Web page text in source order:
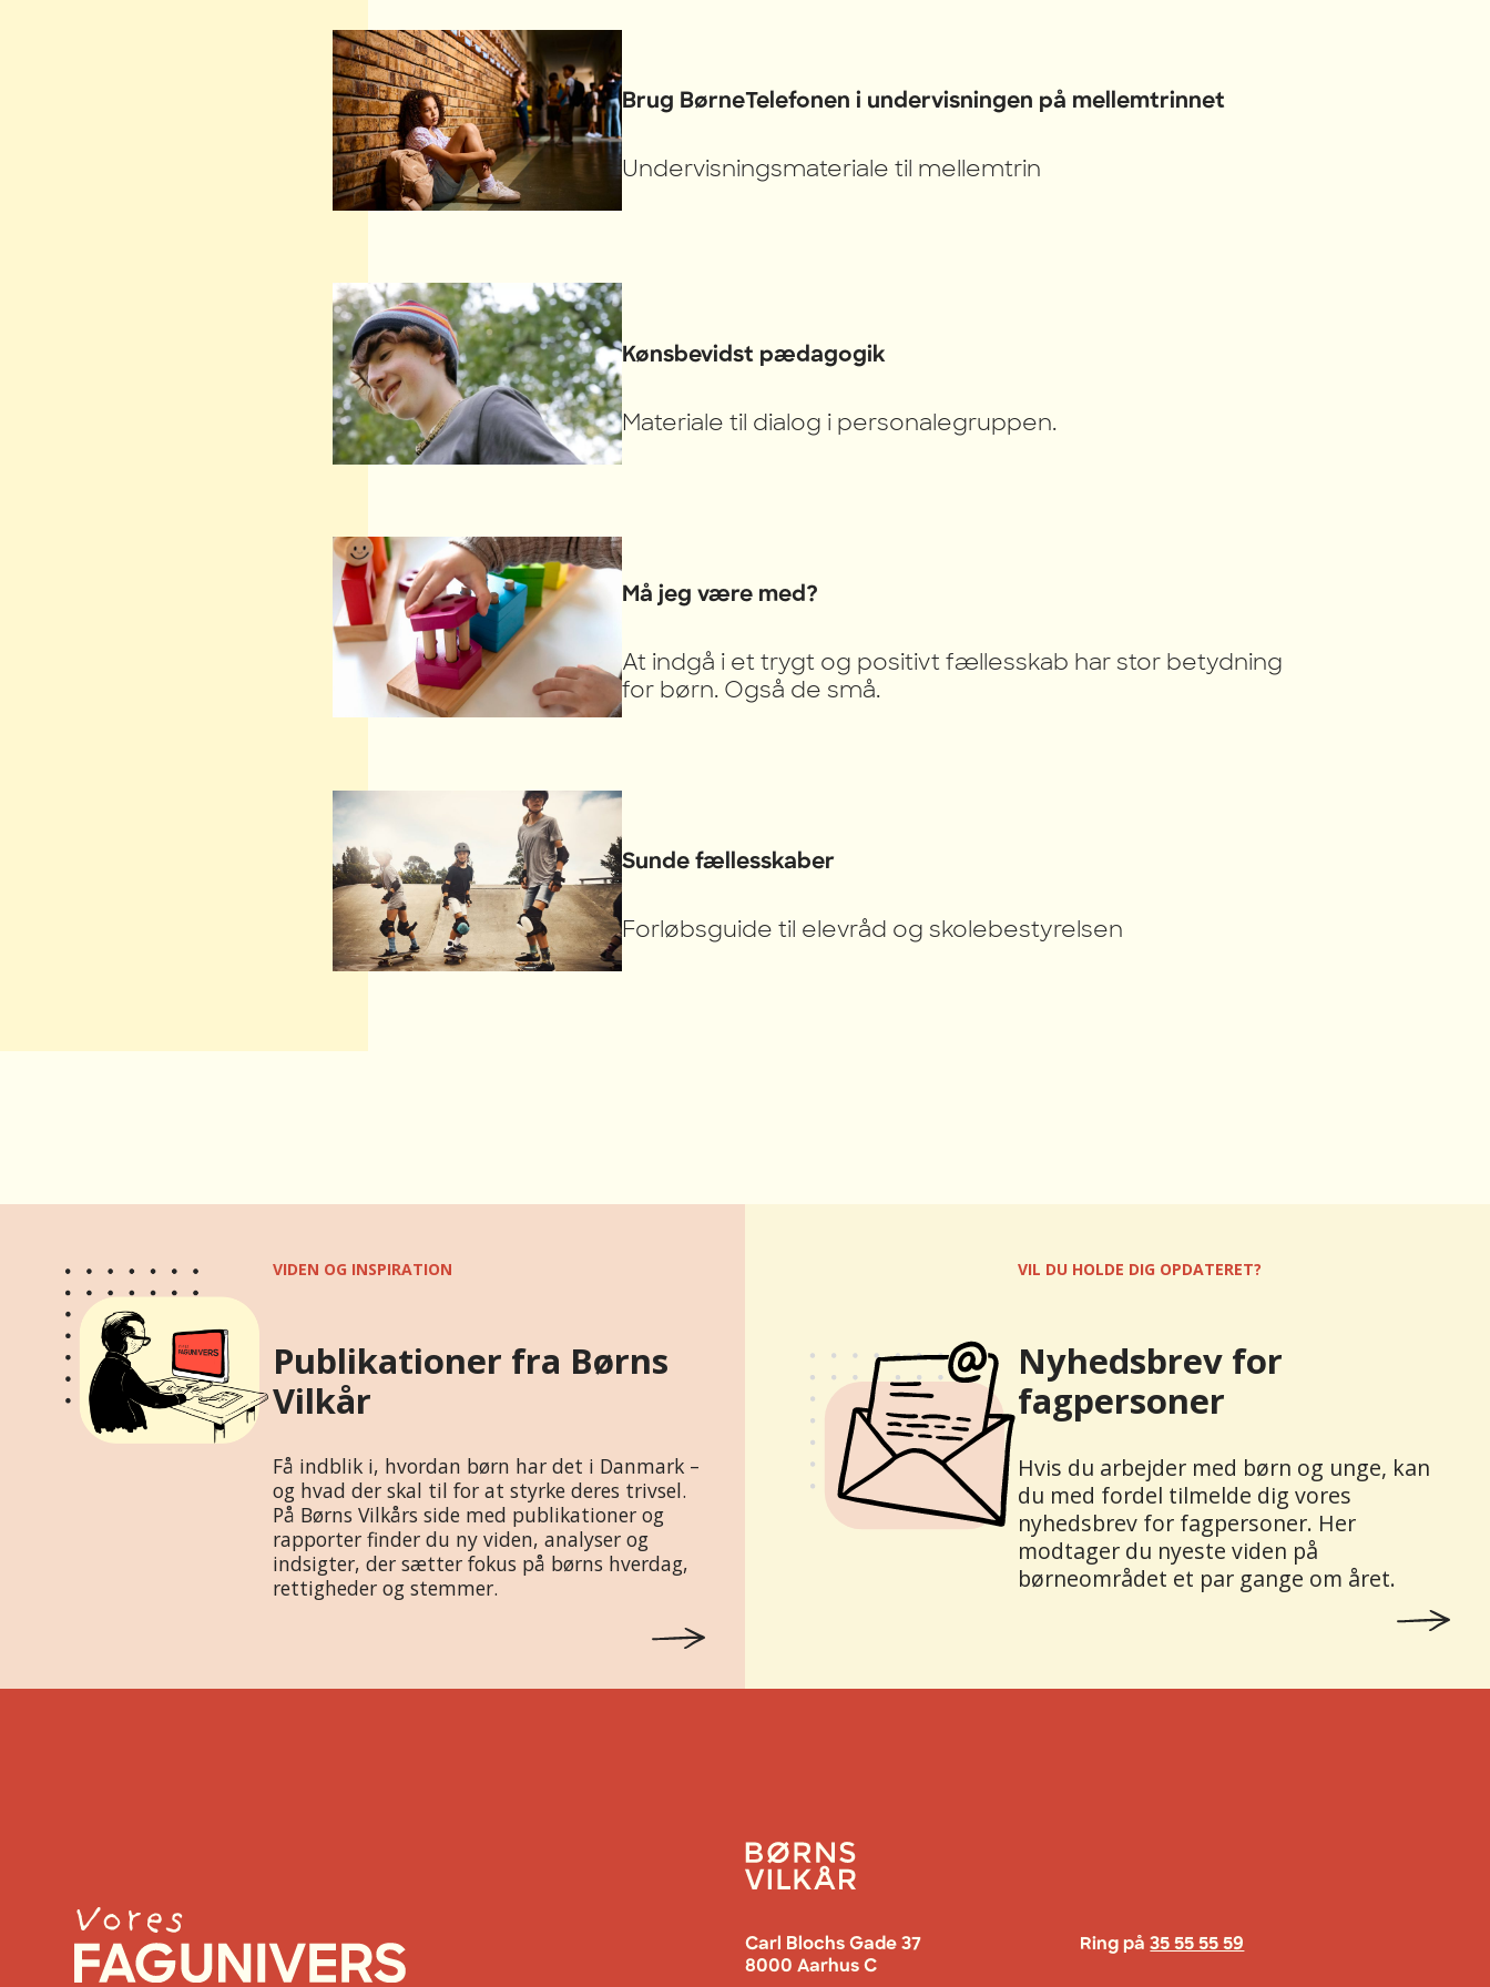
Brug BørneTelefonen i undervisningen på mellemtrinnet
Undervisningsmateriale til mellemtrin
Kønsbevidst pædagogik
Materiale til dialog i personalegruppen.
Må jeg være med?
At indgå i et trygt og positivt fællesskab har stor betydning
for børn. Også de små.
Sunde fællesskaber
Forløbsguide til elevråd og skolebestyrelsen
VIDEN OG INSPIRATION
Publikationer fra Børns
Vilkår
Få indblik i, hvordan børn har det i Danmark –
og hvad der skal til for at styrke deres trivsel.
På Børns Vilkårs side med publikationer og
rapporter finder du ny viden, analyser og
indsigter, der sætter fokus på børns hverdag,
rettigheder og stemmer.
VIL DU HOLDE DIG OPDATERET?
Nyhedsbrev for
fagpersoner
Hvis du arbejder med børn og unge, kan
du med fordel tilmelde dig vores
nyhedsbrev for fagpersoner. Her
modtager du nyeste viden på
børneområdet et par gange om året.
Carl Blochs Gade 37
8000 Aarhus C
Ring på35 55 55 59